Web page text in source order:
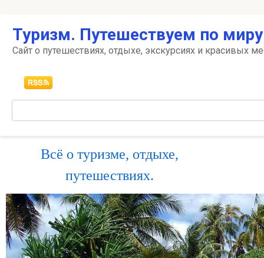
контенту
Туризм. Путешествуем по
Сайт о путешествиях, отдыхе, экскурсиях и красивых
Всё о туризме, отдыхе,
путешествиях.